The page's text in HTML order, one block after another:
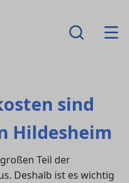
sind
Hildesheim
Teil der
Deshalb ist es wichtig